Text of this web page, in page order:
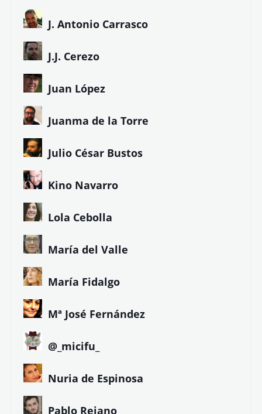
J. Antonio Carrasco
J.J. Cerezo
Juan López
Juanma de la Torre
Julio César Bustos
Kino Navarro
Lola Cebolla
María del Valle
María Fidalgo
Mª José Fernández
@_micifu_
Nuria de Espinosa
Pablo Rejano